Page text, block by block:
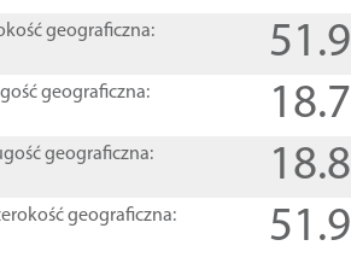
geograficzna:
geograficzna:
geograficzna:
geograficzna: